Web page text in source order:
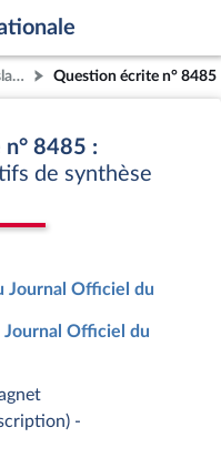
Question écrite n° 8485
8485 :
de synthèse
Journal Officiel du
Journal Officiel du
-